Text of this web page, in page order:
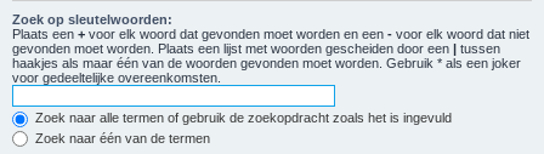
Zoek op sleutelwoorden:
Plaats een + voor elk woord dat gevonden moet worden en een - voor elk woord dat niet
gevonden moet worden. Plaats een lijst met woorden gescheiden door een | tussen
haakjes als maar één van de woorden gevonden moet worden. Gebruik * als een joker
voor gedeeltelijke overeenkomsten.
Zoek naar alle termen of gebruik de zoekopdracht zoals het is ingevuld
Zoek naar één van de termen